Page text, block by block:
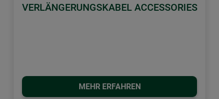
VERLÄNGERUNGSKABEL ACCESSORIES
MEHR ERFAHREN